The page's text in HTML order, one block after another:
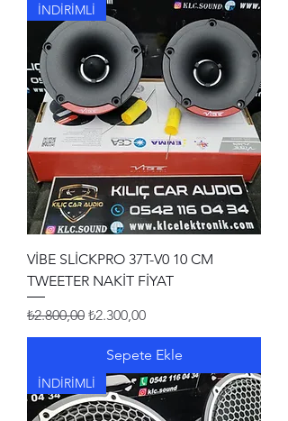
İNDİRİMLİ
VİBE SLİCKPRO 37T-V0 10 CM
TWEETER NAKİT FİYAT
Normal Fiyat
₺2.800,00 İndirimli Fiyat
₺2.300,00
Sepete Ekle
İNDİRİMLİ